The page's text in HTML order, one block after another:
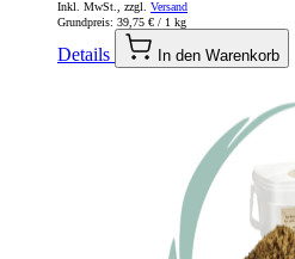
Inkl. MwSt., zzgl. Versand
Grundpreis: 39,75 € / 1 kg
Details In den Warenkorb